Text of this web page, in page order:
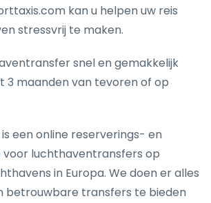
kan u helpen uw reis
stressvrij te maken.
snel en gemakkelijk
3 maanden van tevoren of op
een online reserverings- en
voor luchthaventransfers op
in Europa. We doen er alles
betrouwbare transfers te bieden